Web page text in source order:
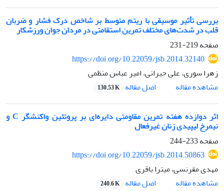
بررسی تأثیر موسیقی با ریتم متوسط بر شاخص درک فشار و ضربان
قلب در شدت‌های مختلف تمرین استقامتی در مردان جوان ورزشکار
صفحه219-231
https://doi.org/10.22059/jsb.2014.32140
زهرا سوری، علی حیرانی، امیر عباس منظمی
مشاهده مقاله
اصل مقاله 130.53 K
اثر دوازده هفته تمرین مقاومتی دایره‌ای بر پروتئین واکنشگر C و
نیمرخ لیپیدی زنان غیرفعال
صفحه233-244
https://doi.org/10.22059/jsb.2014.50863
مهدی مقرنسی، میترا باقری
مشاهده مقاله
اصل مقاله 240.6 K